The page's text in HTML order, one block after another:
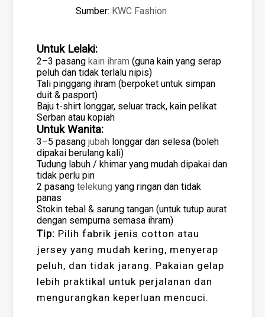
Sumber: KWC Fashion
Untuk Lelaki:
2–3 pasang kain ihram (guna kain yang serap
peluh dan tidak terlalu nipis)
Tali pinggang ihram (berpoket untuk simpan
duit & pasport)
Baju t-shirt longgar, seluar track, kain pelikat
Serban atau kopiah
Untuk Wanita:
3–5 pasangjubah longgar dan selesa (boleh
dipakai berulang kali)
Tudung labuh / khimar yang mudah dipakai dan
tidak perlu pin
2 pasangtelekungyang ringan dan tidak
panas
Stokin tebal & sarung tangan (untuk tutup aurat
dengan sempurna semasa ihram)
Tip: Pilih fabrik jenis cotton atau
jersey yang mudah kering, menyerap
peluh, dan tidak jarang. Pakaian gelap
lebih praktikal untuk perjalanan dan
mengurangkan keperluan mencuci.